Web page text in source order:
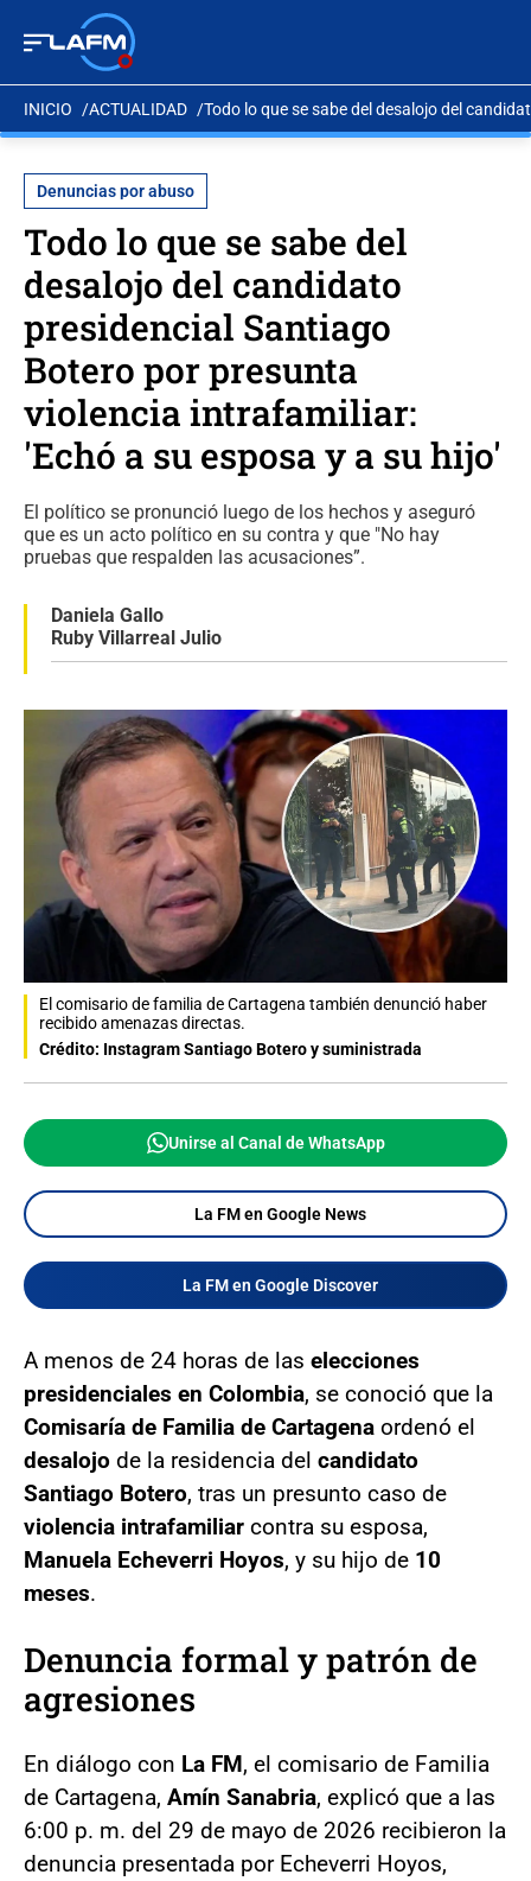
INICIO ACTUALIDAD Todo lo que se sabe del desalojo del
Denuncias por abuso
Todo lo que se sabe del
desalojo del candidato
presidencial Santiago
Botero por presunta
violencia intrafamiliar:
'Echó a su esposa y a su hijo'
El político se pronunció luego de los hechos y aseguró
que es un acto político en su contra y que "No hay
pruebas que respalden las acusaciones”.
Daniela Gallo
Ruby Villarreal Julio
El comisario de familia de Cartagena también denunció haber
recibido amenazas directas.
Crédito: Instagram Santiago Botero y suministrada
Unirse al Canal de WhatsApp
La FM en Google News
La FM en Google Discover
A menos de 24 horas de las elecciones
presidenciales en Colombia, se conoció que la
Comisaría de Familia de Cartagena ordenó el
desalojo de la residencia del candidato
Santiago Botero, tras un presunto caso de
violencia intrafamiliar contra su esposa,
Manuela Echeverri Hoyos, y su hijo de 10
meses.
Denuncia formal y patrón de
agresiones
En diálogo con La FM, el comisario de Familia
de Cartagena, Amín Sanabria, explicó que a las
6:00 p. m. del 29 de mayo de 2026 recibieron la
denuncia presentada por Echeverri Hoyos,